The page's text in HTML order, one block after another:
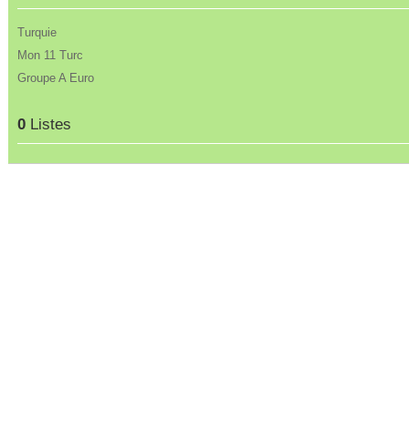
Turquie
Mon 11 Turc
Groupe A Euro
0Listes